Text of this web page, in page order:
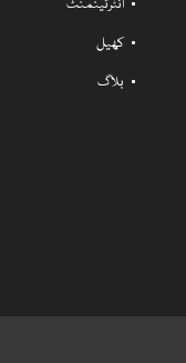
انٹرٹینمنٹ
کھیل
بلاگ